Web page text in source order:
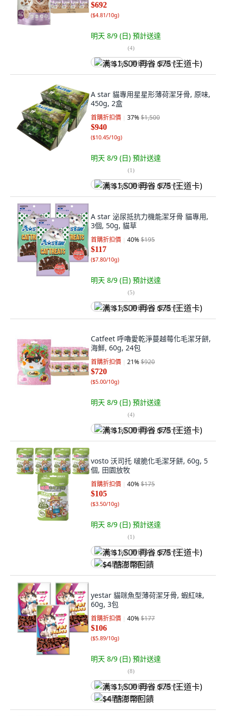
$692
($4.81/10g)
明天 8/9 (日) 預計送達
(4)
满 $1,500 再省 $75 (王道卡)
A star 貓專用星星形薄荷潔牙骨, 原味,
450g, 2盒
首購折扣價 37%$1,500
$940
($10.45/10g)
明天 8/9 (日) 預計送達
(1)
满 $1,500 再省 $75 (王道卡)
A star 泌尿抵抗力機能潔牙骨 貓專用,
3個, 50g, 貓草
首購折扣價 40%$195
$117
($7.80/10g)
明天 8/9 (日) 預計送達
(5)
满 $1,500 再省 $75 (王道卡)
Catfeet 呼嚕愛乾淨蔓越莓化毛潔牙餅,
海鮮, 60g, 24包
首購折扣價 21%$920
$720
($5.00/10g)
明天 8/9 (日) 預計送達
(4)
满 $1,500 再省 $75 (王道卡)
vosto 沃司托 啵脆化毛潔牙餅, 60g, 5
個, 田園放牧
首購折扣價 40%$175
$105
($3.50/10g)
明天 8/9 (日) 預計送達
(1)
满 $1,500 再省 $75 (王道卡)
$4 酷澎幣回饋
yestar 貓咪魚型薄荷潔牙骨, 蝦紅味,
60g, 3包
首購折扣價 40%$177
$106
($5.89/10g)
明天 8/9 (日) 預計送達
(8)
满 $1,500 再省 $75 (王道卡)
$4 酷澎幣回饋